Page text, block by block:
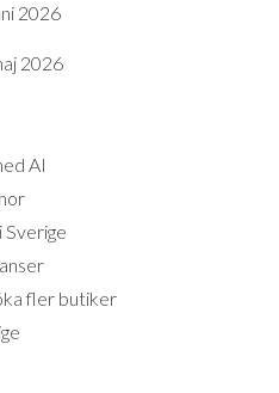
2026
2026
AI
fler butiker